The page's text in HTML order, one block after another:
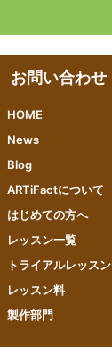
お問い合わせ
HOME
News
Blog
ARTiFactについて
はじめての方へ
レッスン一覧
トライアルレッスン
レッスン料
製作部門